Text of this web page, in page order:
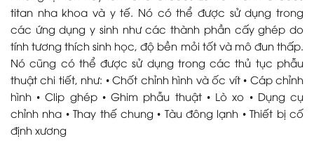
titan nha khoa và y tế. Nó có thể được sử dụng trong
các ứng dụng y sinh như các thành phần cấy ghép do
tính tương thích sinh học, độ bền mỏi tốt và mô đun thấp.
Nó cũng có thể được sử dụng trong các thủ tục phẫu
thuật chi tiết, như: • Chốt chỉnh hình và ốc vít • Cáp chỉnh
hình • Clip ghép • Ghim phẫu thuật • Lò xo • Dụng cụ
chỉnh nha • Thay thế chung • Tàu đông lạnh • Thiết bị cố
định xương